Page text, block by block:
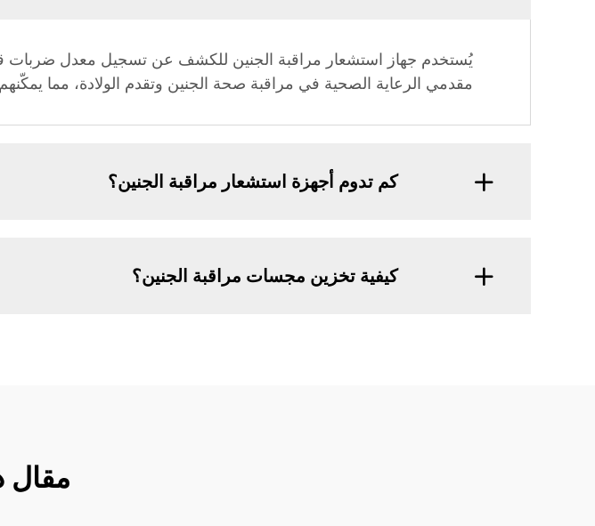
يُستخدم جهاز استشعار مراقبة الجنين للكشف عن تسجيل معدل ضربات قلب
مقدمي الرعاية الصحية في مراقبة صحة الجنين وتقدم الولادة، مما
كم تدوم أجهزة استشعار مراقبة الجنين؟
كيفية تخزين مجسات مراقبة الجنين؟
مقال